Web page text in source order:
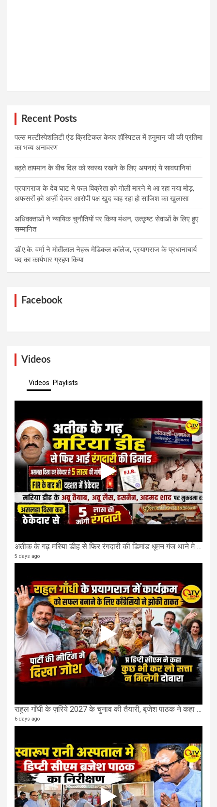
Recent Posts
पल्स मल्टीस्पेशलिटी एंड क्रिटिकल केयर हॉस्पिटल में हनुमान जी की प्रतिमा
का भव्य अनावरण
बढ़ते तापमान के बीच दिल को स्वस्थ रखने के लिए अपनाएं ये सावधानियां
प्रयागराज के देव घाट मे फल विक्रेता क़ो गोली मारने मे आ रहा नया मोड़,
अफसरों क़ो अर्ज़ी देकर आरोपी पक्ष खुद चाह रहा हो साजिश का खुलासा
अधिवक्ताओं ने न्यायिक चुनौतियों पर किया मंथन, उत्कृष्ट सेवाओं के लिए हुए
सम्मानित
डॉ.ए.के. वर्मा ने मोतीलाल नेहरू मेडिकल कॉलेज, प्रयागराज के प्रधानाचार्य
पद का कार्यभार ग्रहण किया
Facebook
Videos
Videos Playlists
अतीक के गढ़ मरिया डीह से फिर रंगदारी की डिमांड धूमन गंज थाने मे 4 के खिलाफ मुकदमा दर्ज
5 days ago
राहुल गाँधी के ज़रिये 2027 के चुनाव की तैयारी, बृजेश पाठक ने कहा चुक चुकी हैं कांग्रेस
6 days ago